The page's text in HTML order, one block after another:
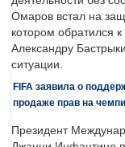
Омаров встал на
котором обратился
Александру
ситуации.
FIFA заявила о
продаже прав на
Президент